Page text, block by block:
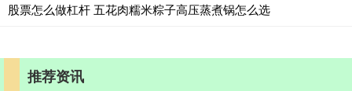
股票怎么做杠杆 五花肉糯米粽子高压蒸煮锅怎么选
推荐资讯